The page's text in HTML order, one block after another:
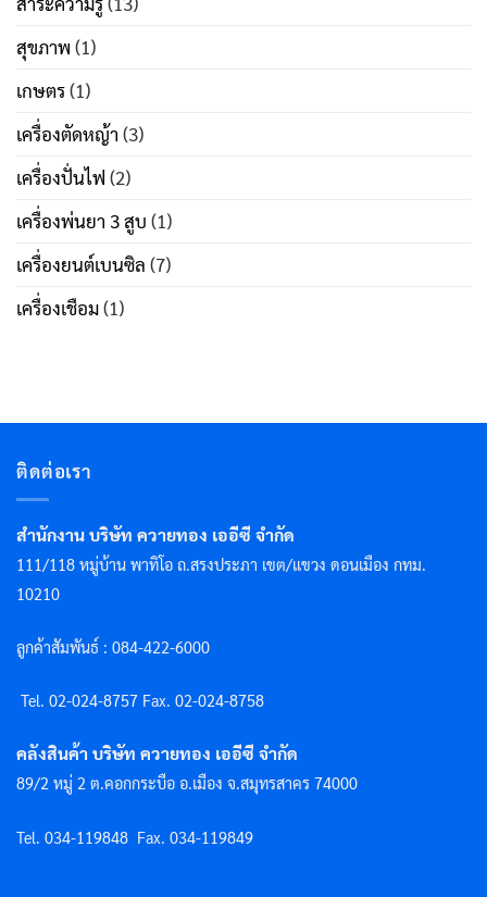
สุขภาพ (1)
เกษตร(1)
เครื่องตัดหญ้า (3)
เครื่องปั่นไฟ (2)
เครื่องพ่นยา 3 สูบ (1)
เครื่องยนต์เบนซิล (7)
เครื่องเชือม(1)
ติดต่อเรา
สำนักงาน บริษัท ควายทอง เออีซี จำกัด
111/118 หมู่บ้าน พาทิโอ ถ.สรงประภา เขต/แขวง ดอนเมือง กทม.
10210
ลูกค้าสัมพันธ์ : 084-422-6000
Tel. 02-024-8757 Fax. 02-024-8758
คลังสินค้า บริษัท ควายทอง เออีซี จำกัด
89/2 หมู่ 2 ต.คอกกระบือ อ.เมือง จ.สมุทรสาคร 74000
Tel. 034-119848 Fax. 034-119849